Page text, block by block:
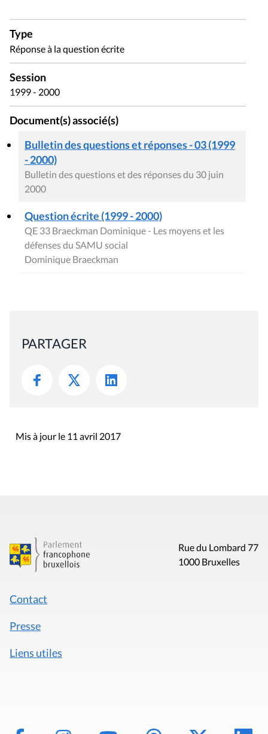
Type
Réponse à la question écrite
Session
1999 - 2000
Document(s) associé(s)
Bulletin des questions et réponses - 03 (1999
- 2000)
Bulletin des questions et des réponses du 30 juin
2000
Question écrite (1999 - 2000)
QE 33 Braeckman Dominique - Les moyens et les
défenses du SAMU social
Dominique Braeckman
PARTAGER
Mis à jour le 11 avril 2017
Rue du Lombard 77
1000 Bruxelles
Contact
Presse
Liens utiles